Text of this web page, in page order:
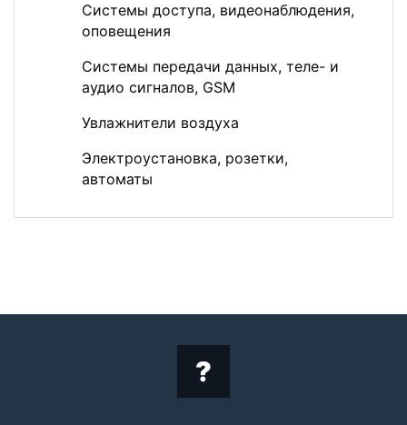
Системы доступа, видеонаблюдения,
оповещения
Системы передачи данных, теле- и
аудио сигналов, GSM
Увлажнители воздуха
Электроустановка, розетки,
автоматы